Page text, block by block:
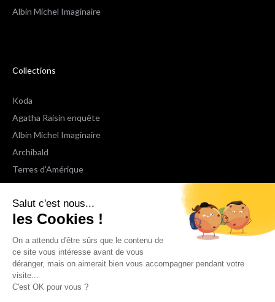
Salut c'est nous...
les Cookies !
On a attendu d'être sûrs que le contenu de
ce site vous intéresse avant de vous
déranger, mais on aimerait bien vous accompagner pendant votre
visite...
C'est OK pour vous ?
Albin Michel Imaginaire
Collections
Koda
Agatha Raisin enquête
Albin Michel Imaginaire
Archibald
Terres d'Amérique
Espaces Libres Poche
NOX
Wiz
Voir toutes les collections
Nous suivre